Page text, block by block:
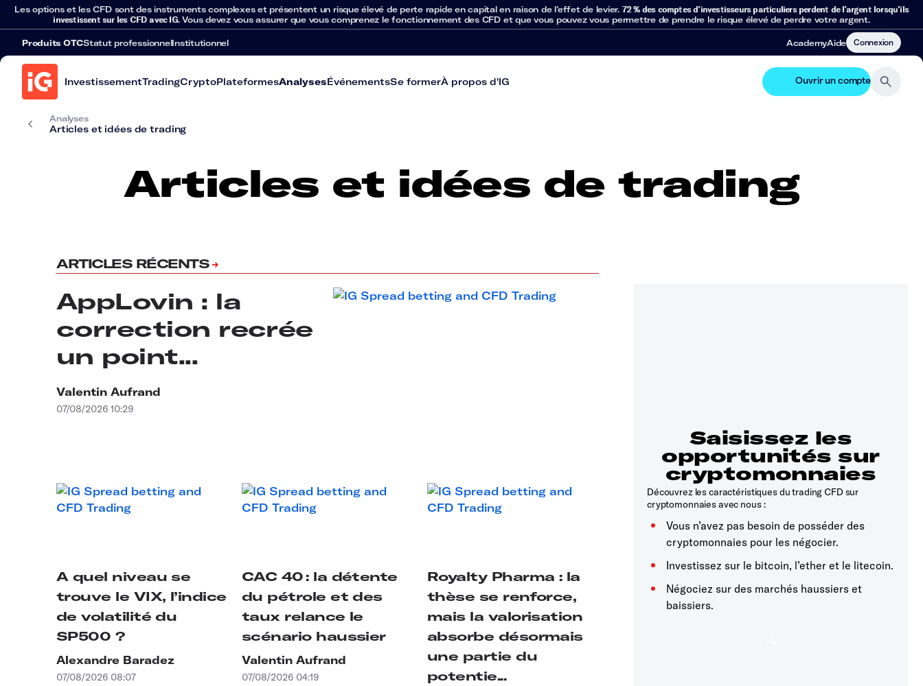
Les options et les CFD sont des instruments complexes et présentent un risque élevé de perte rapide en capital en raison de l’effet de levier. 72 % des comptes d’investisseurs particuliers perdent de l’argent lorsqu’ils
investissent sur les CFD avec IG. Vous devez vous assurer que vous comprenez le fonctionnement des CFD et que vous pouvez vous permettre de prendre le risque élevé de perdre votre argent.
Produits OTCStatut professionnelInstitutionnel AcademyAide Connexion
InvestissementTradingCryptoPlateformesAnalysesÉvénementsSe formerÀ propos d'IG Ouvrir un compte
Analyses
Articles et idées de trading
Articles et idées de trading
ARTICLES RÉCENTS
AppLovin : la
correction recrée
un point...
Valentin Aufrand
07/08/2026 10:29
A quel niveau se
trouve le VIX, l’indice
de volatilité du
SP500 ?
Alexandre Baradez
07/08/2026 08:07
CAC 40 : la détente
du pétrole et des
taux relance le
scénario haussier
Valentin Aufrand
07/08/2026 04:19
Royalty Pharma : la
thèse se renforce,
mais la valorisation
absorbe désormais
une partie du
potentie...
Saisissez les
opportunités sur
cryptomonnaies
Découvrez les caractéristiques du trading CFD sur
cryptomonnaies avec nous :
Vous n’avez pas besoin de posséder des
cryptomonnaies pour les négocier.
Investissez sur le bitcoin, l’ether et le litecoin.
Négociez sur des marchés haussiers et
baissiers.